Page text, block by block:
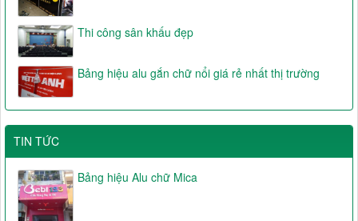
Thi công sân khấu đẹp
Bảng hiệu alu gắn chữ nổi giá rẻ nhất thị trường
TIN TỨC
Bảng hiệu Alu chữ Mica